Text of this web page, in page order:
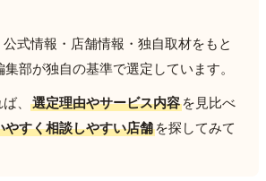
式情報・店舗情報・独自取材をもと
部が独自の基準で選定しています。
、
選定理由やサービス内容 を見比べ
やすく相談しやすい店舗 を探してみて